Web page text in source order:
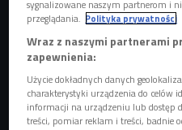
sygnalizowane naszym partnerom i
przeglądania. Polityka prywatności
Wraz z naszymi partnerami
zapewnienia:
Użycie dokładnych danych
charakterystyki urządzenia do celów
informacji na urządzeniu lub dostęp
treści, pomiar reklam i treści, badnie